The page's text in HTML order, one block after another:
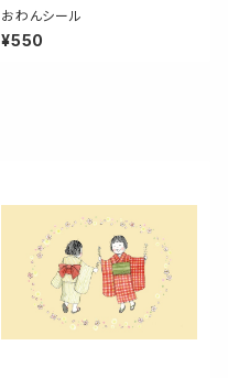
おわんシール
¥550